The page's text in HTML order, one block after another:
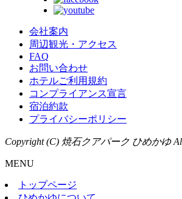
会社案内
周辺観光・アクセス
FAQ
お問い合わせ
ホテルご利用規約
コンプライアンス宣言
宿泊約款
プライバシーポリシー
Copyright (C) 焼石クアパーク ひめかゆ All
MENU
トップページ